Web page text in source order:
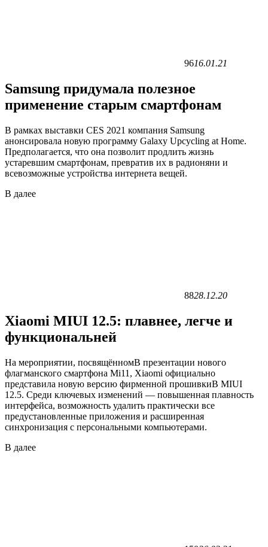
9616.01.21
Samsung придумала полезное
применение старым смартфонам
В рамках выставки CES 2021 компания Samsung
анонсировала новую программу Galaxy Upcycling at Home.
Предполагается, что она позволит продлить жизнь
устаревшим смартфонам, превратив их в радионяни и
всевозможные устройства интернета вещей.
В далее
8828.12.20
Xiaomi MIUI 12.5: плавнее, легче и
функциональней
На мероприятии, посвящённомВ презентации нового
флагманского смартфона Mi11, Xiaomi официально
представила новую версию фирменной прошивкиВ MIUI
12.5. Среди ключевых изменений — повышенная плавность
интерфейса, возможность удалить практически все
предустановленные приложения и расширенная
синхронизация с персональными компьютерами.
В далее